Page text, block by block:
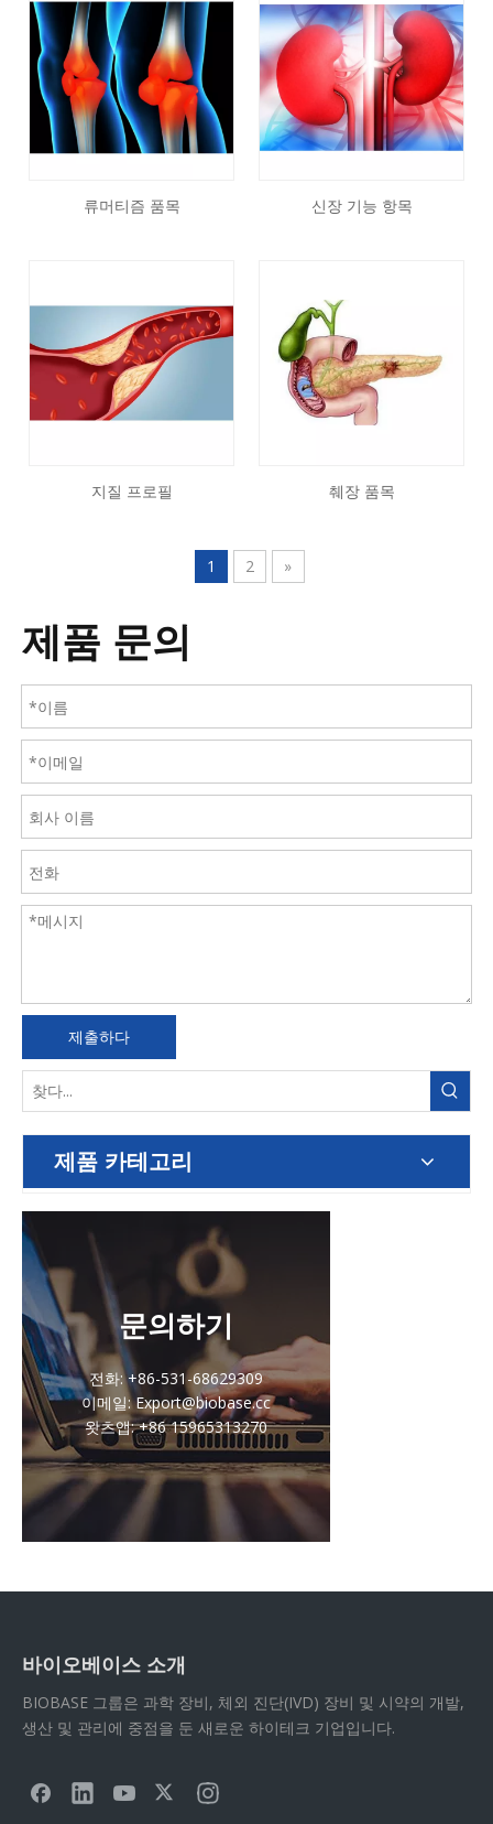
류머티즘 품목 신장 기능 항목
지질 프로필 췌장 품목
1 2 »
제품 문의
제출하다
제품 카테고리
문의하기
전화: +86-531-68629309
이메일: Export@biobase.cc
왓츠앱: +86 15965313270
바이오베이스 소개
BIOBASE 그룹은 과학 장비, 체외 진단(IVD) 장비 및 시약의 개발,
생산 및 관리에 중점을 둔 새로운 하이테크 기업입니다.